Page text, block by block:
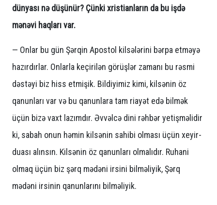
dünyası nə düşünür? Çünki xristianların da bu işdə
mənəvi haqları var.
— Onlar bu gün Şərqin Apostol kilsələrini bərpa etməyə
hazırdırlar. Onlarla keçirilən görüşlər zamanı bu rəsmi
dəstəyi biz hiss etmişik. Bildiyimiz kimi, kilsənin öz
qanunları var və bu qanunlara tam riayət edə bilmək
üçün bizə vaxt lazımdır. Əvvəlcə dini rəhbər yetişməlidir
ki, sabah onun həmin kilsənin sahibi olması üçün xeyir-
duası alınsın. Kilsənin öz qanunları olmalıdır. Ruhani
olmaq üçün biz şərq mədəni irsini bilməliyik, Şərq
mədəni irsinin qanunlarını bilməliyik.